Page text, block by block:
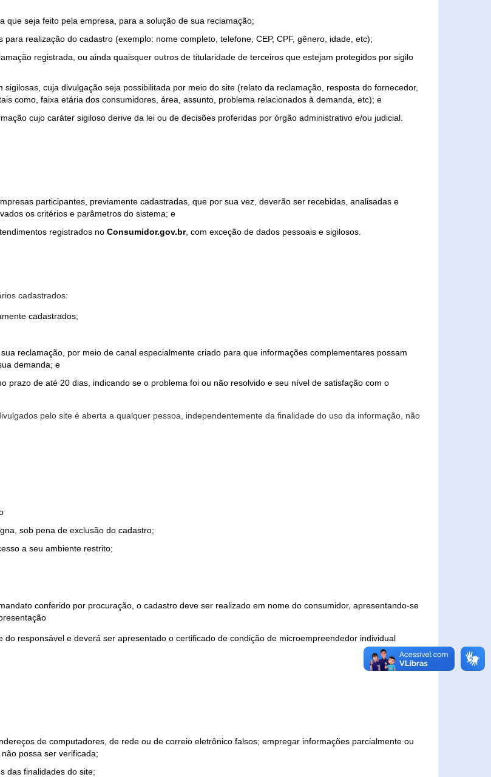
que seja feito pela empresa, para a solução de sua reclamação;
realização do cadastro (exemplo: nome completo, telefone, CEP, CPF, gênero, idade, etc);
registrada, ou ainda quaisquer outros de titularidade de terceiros que estejam protegidos por sigilo
cuja divulgação seja possibilitada por meio do site (relato da reclamação, resposta do fornecedor,
como, faixa etária dos consumidores, área, assunto, problema relacionados à demanda, etc); e
cujo caráter sigiloso derive da lei ou de decisões proferidas por órgão administrativo e/ou judicial.
participantes, previamente cadastradas, que por sua vez, deverão ser recebidas, analisadas e
os critérios e parâmetros do sistema; e
registrados no Consumidor.gov.br, com exceção de dados pessoais e sigilosos.
cadastrados:
cadastrados;
reclamação, por meio de canal especialmente criado para que informações complementares possam
demanda; e
prazo de até 20 dias, indicando se o problema foi ou não resolvido e seu nível de satisfação com o
pelo site é aberta a qualquer pessoa, independentemente da finalidade do uso da informação, não
sob pena de exclusão do cadastro;
a seu ambiente restrito;
conferido por procuração, o cadastro deve ser realizado em nome do consumidor, apresentando-se
responsável e deverá ser apresentado o certificado de condição de microempreendedor individual
de computadores, de rede ou de correio eletrônico falsos; empregar informações parcialmente ou
possa ser verificada;
das finalidades do site;